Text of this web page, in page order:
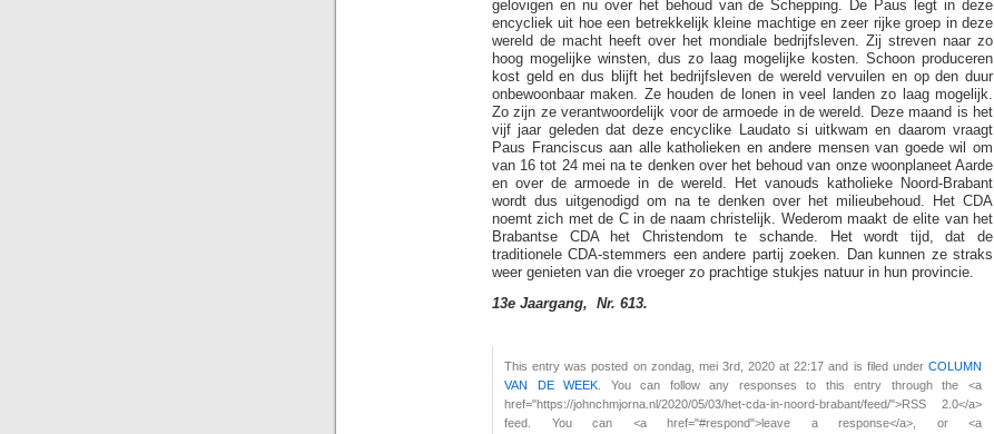
gelovigen en nu over het behoud van de Schepping. De Paus legt in deze
encycliek uit hoe een betrekkelijk kleine machtige en zeer rijke groep in deze
wereld de macht heeft over het mondiale bedrijfsleven. Zij streven naar zo
hoog mogelijke winsten, dus zo laag mogelijke kosten. Schoon produceren
kost geld en dus blijft het bedrijfsleven de wereld vervuilen en op den duur
onbewoonbaar maken. Ze houden de lonen in veel landen zo laag mogelijk.
Zo zijn ze verantwoordelijk voor de armoede in de wereld. Deze maand is het
vijf jaar geleden dat deze encyclike Laudato si uitkwam en daarom vraagt
Paus Franciscus aan alle katholieken en andere mensen van goede wil om
van 16 tot 24 mei na te denken over het behoud van onze woonplaneet Aarde
en over de armoede in de wereld. Het vanouds katholieke Noord-Brabant
wordt dus uitgenodigd om na te denken over het milieubehoud. Het CDA
noemt zich met de C in de naam christelijk. Wederom maakt de elite van het
Brabantse CDA het Christendom te schande. Het wordt tijd, dat de
traditionele CDA-stemmers een andere partij zoeken. Dan kunnen ze straks
weer genieten van die vroeger zo prachtige stukjes natuur in hun provincie.
13e Jaargang, Nr. 613.
This entry was posted on zondag, mei 3rd, 2020 at 22:17 and is filed under COLUMN
VAN DE WEEK . You can follow any responses to this entry through the <a
href="https://johnchmjorna.nl/2020/05/03/het-cda-in-noord-brabant/feed/">RSS 2.0</a>
feed. You can <a href="#respond">leave a response</a>, or <a